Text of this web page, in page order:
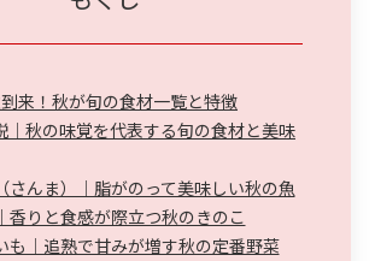
来！秋が旬の食材一覧と特徴
｜秋の味覚を代表する旬の食材と美味
さんま）｜脂がのって美味しい秋の魚
香りと食感が際立つ秋のきのこ
も｜追熟で甘みが増す秋の定番野菜